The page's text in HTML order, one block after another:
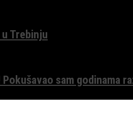
Trebinju
sam godinama